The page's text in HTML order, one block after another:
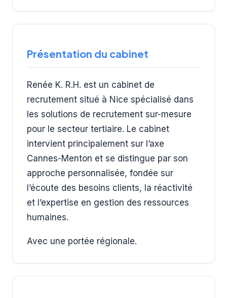
Présentation du cabinet
Renée K. R.H. est un cabinet de
recrutement situé à Nice spécialisé dans
les solutions de recrutement sur-mesure
pour le secteur tertiaire. Le cabinet
intervient principalement sur l’axe
Cannes-Menton et se distingue par son
approche personnalisée, fondée sur
l’écoute des besoins clients, la réactivité
et l’expertise en gestion des ressources
humaines.
Avec une portée régionale.